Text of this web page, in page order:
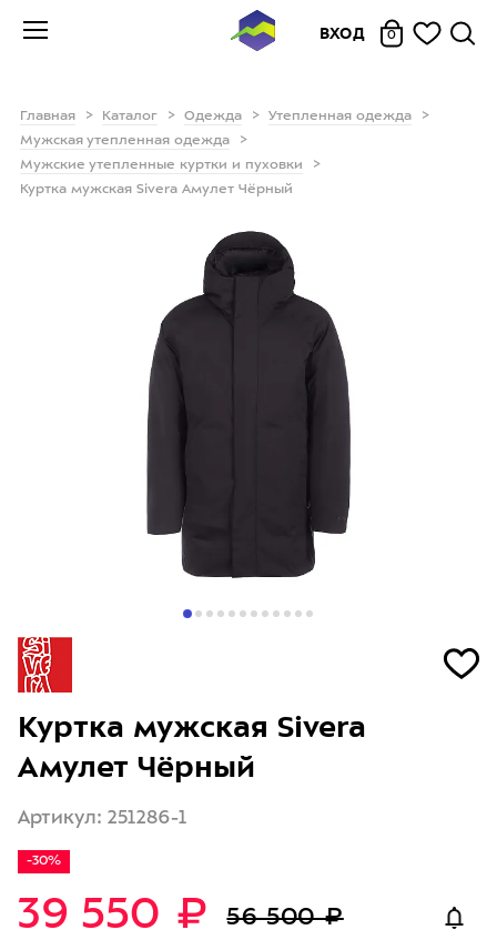
ВХОД 0
Главная Каталог Одежда
Утепленная одежда
Мужская утепленная одежда
Мужские утепленные куртки и пуховки
Куртка мужская Sivera Амулет Чёрный
Куртка мужская Sivera
Амулет Чёрный
Артикул: 251286-1
-30%
39 550 ₽ 56 500 ₽